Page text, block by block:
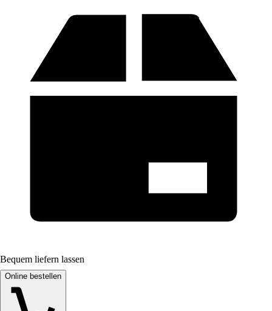
Bequem liefern lassen
Online bestellen